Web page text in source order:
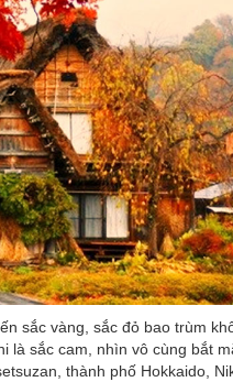
sắc vàng, sắc đỏ bao trùm
là sắc cam, nhìn vô cùng bắt
thành phố Hokkaido,